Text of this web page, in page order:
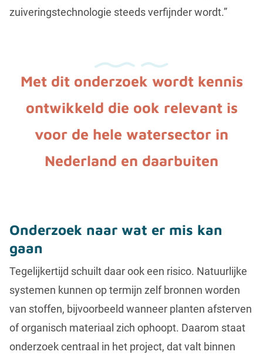
zuiveringstechnologie steeds verfijnder wordt.”
Met dit onderzoek wordt kennis
ontwikkeld die ook relevant is
voor de hele watersector in
Nederland en daarbuiten
Onderzoek naar wat er mis kan
gaan
Tegelijkertijd schuilt daar ook een risico. Natuurlijke
systemen kunnen op termijn zelf bronnen worden
van stoffen, bijvoorbeeld wanneer planten afsterven
of organisch materiaal zich ophoopt. Daarom staat
onderzoek centraal in het project, dat valt binnen